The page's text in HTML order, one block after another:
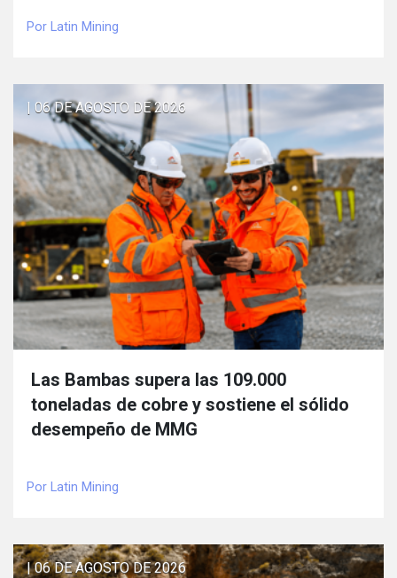
Por Latin Mining
| 06 DE AGOSTO DE 2026
Las Bambas supera las 109.000
toneladas de cobre y sostiene el sólido
desempeño de MMG
Por Latin Mining
| 06 DE AGOSTO DE 2026